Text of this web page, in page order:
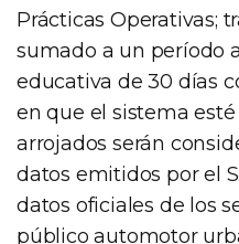
Prácticas Operativas;
sumado a un período
educativa de 30 días
en que el sistema
arrojados serán
datos emitidos por el
datos oficiales de los
público automotor